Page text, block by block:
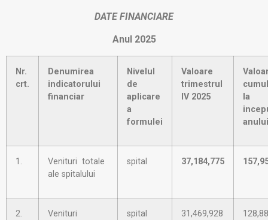
DATE FINANCIARE
Anul 2025
Nr.
crt.
Denumirea
indicatorului
financiar
Nivelul
de
aplicare
a
formulei
Valoare
trimestrul
IV 2025
la
1.
Venituri totale
ale spitalului
spital 37,184,775
2.
Venituri
spital 31,469,928